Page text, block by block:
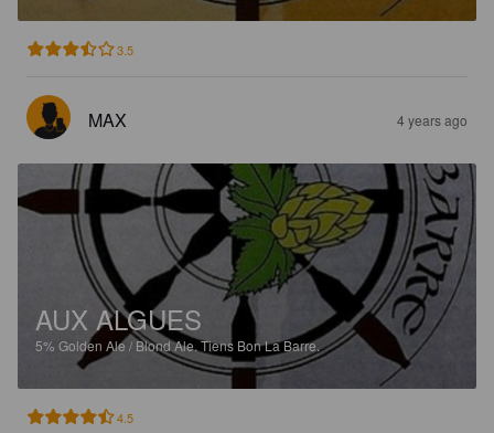
3.5
MAX 4 years ago
AUX ALGUES
5% Golden Ale / Blond Ale.Tiens Bon La Barre.
4.5